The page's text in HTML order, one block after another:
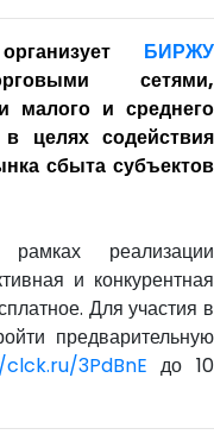
БИРЖУ
сетями,
малого и среднего
целях содействия
сбыта субъектов
реализации
и конкурентная
Для участия в
предварительную
3PdBnE до 10